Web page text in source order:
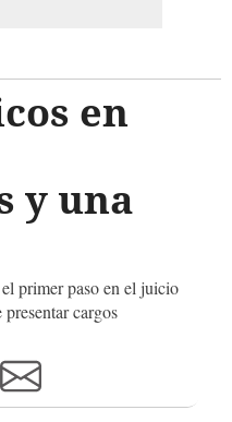
en
y una
primer paso en el juicio
cargos